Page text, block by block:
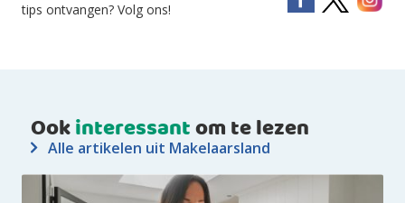
tips ontvangen? Volg ons!
Ookinteressantom te lezen
Alle artikelen uit Makelaarsland